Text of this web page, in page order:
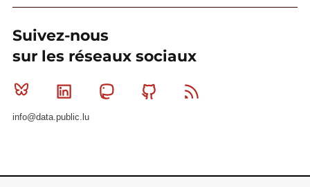
Suivez-nous
sur les réseaux sociaux
Bluesky Linkedin MastodonGithub
info@data.public.lu